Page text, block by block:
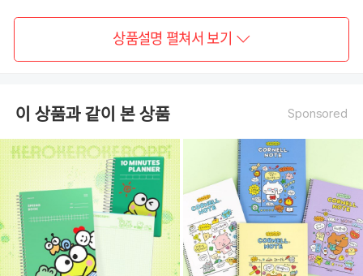
상품설명 펼쳐서 보기
이 상품과 같이 본 상품 Sponsored